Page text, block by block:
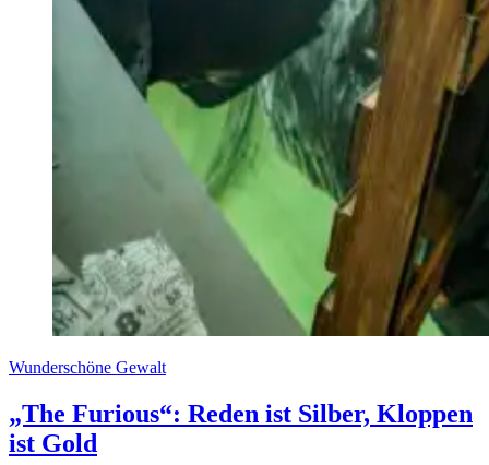
Wunderschöne Gewalt
„The Furious“: Reden ist Silber, Kloppen
ist Gold